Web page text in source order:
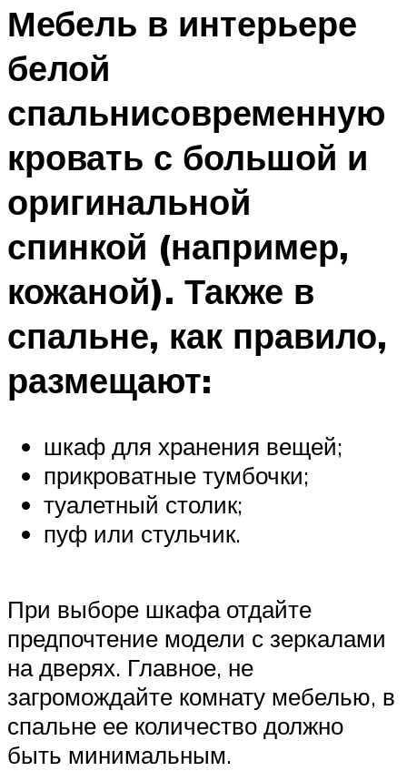
Мебель в интерьере
белой
спальнисовременную
кровать с большой и
оригинальной
спинкой (например,
кожаной). Также в
спальне, как правило,
размещают:
шкаф для хранения вещей;
прикроватные тумбочки;
туалетный столик;
пуф или стульчик.
При выборе шкафа отдайте
предпочтение модели с зеркалами
на дверях. Главное, не
загромождайте комнату мебелью, в
спальне ее количество должно
быть минимальным.